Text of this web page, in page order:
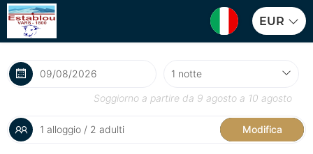
EUR
Soggiorno a partire da 9 agosto a 10 agosto
1 alloggio / 2 adulti Modifica